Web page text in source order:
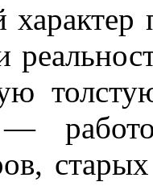
характер